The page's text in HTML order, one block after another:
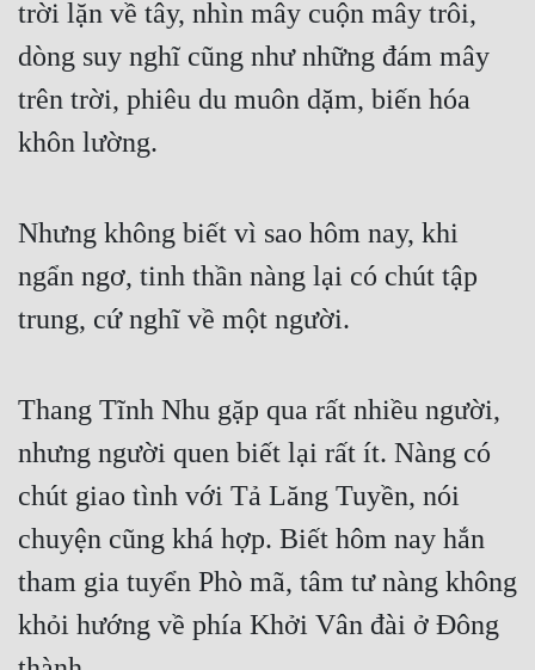
Hài Hước
Hệ Thống
Học Đường
Khoa Huyễn
Kiếm Hiệp
Linh Dị
Làm Giàu
Lịch Sử
Mưu Mô
Mạt Thế
trời lặn về tây, nhìn mây cuộn mây trôi,
dòng suy nghĩ cũng như những đám mây
trên trời, phiêu du muôn dặm, biến hóa
khôn lường.
Nhưng không biết vì sao hôm nay, khi
ngẩn ngơ, tinh thần nàng lại có chút tập
trung, cứ nghĩ về một người.
Thang Tĩnh Nhu gặp qua rất nhiều người,
nhưng người quen biết lại rất ít. Nàng có
chút giao tình với Tả Lăng Tuyền, nói
chuyện cũng khá hợp. Biết hôm nay hắn
tham gia tuyển Phò mã, tâm tư nàng không
khỏi hướng về phía Khởi Vân đài ở Đông